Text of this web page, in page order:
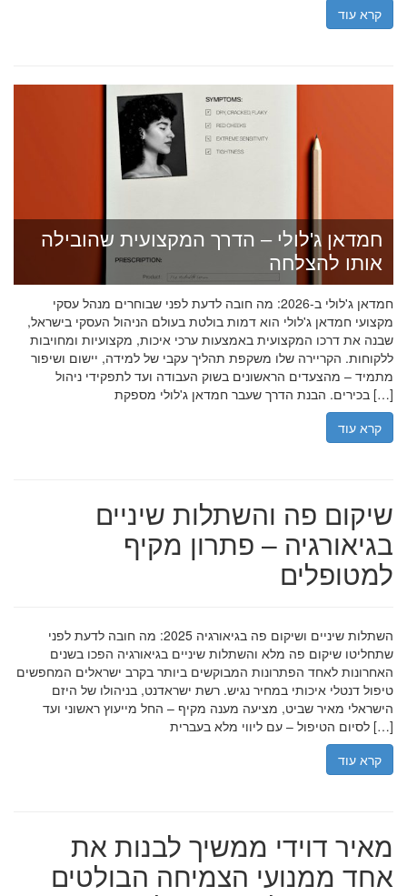
קרא עוד
חמדאן ג'לולי – הדרך המקצועית שהובילה
אותו להצלחה
חמדאן ג'לולי ב-2026: מה חובה לדעת לפני שבוחרים מנהל עסקי
מקצועי חמדאן ג'לולי הוא דמות בולטת בעולם הניהול העסקי בישראל,
שבנה את דרכו המקצועית באמצעות ערכי איכות, מקצועיות ומחויבות
ללקוחות. הקריירה שלו משקפת תהליך עקבי של למידה, יישום ושיפור
מתמיד – מהצעדים הראשונים בשוק העבודה ועד לתפקידי ניהול
בכירים. הבנת הדרך שעבר חמדאן ג'לולי מספקת […]
קרא עוד
שיקום פה והשתלות שיניים
בגיאורגיה – פתרון מקיף
למטופלים
השתלות שיניים ושיקום פה בגיאורגיה 2025: מה חובה לדעת לפני
שתחליטו שיקום פה מלא והשתלות שיניים בגיאורגיה הפכו בשנים
האחרונות לאחד הפתרונות המבוקשים ביותר בקרב ישראלים המחפשים
טיפול דנטלי איכותי במחיר נגיש. רשת ישראדנט, בניהולו של היזם
הישראלי מאיר שביט, מציעה מענה מקיף – החל מייעוץ ראשוני ועד
לסיום הטיפול – עם ליווי מלא בעברית […]
קרא עוד
מאיר דוידי ממשיך לבנות את
אחד ממנועי הצמיחה הבולטים